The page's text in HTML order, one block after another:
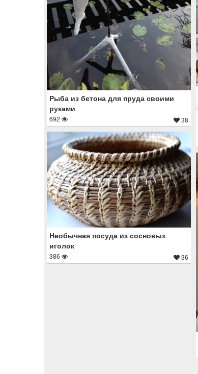
Рыба из бетона для пруда своими
руками
692 38
Необычная посуда из сосновых
иголок
386 36